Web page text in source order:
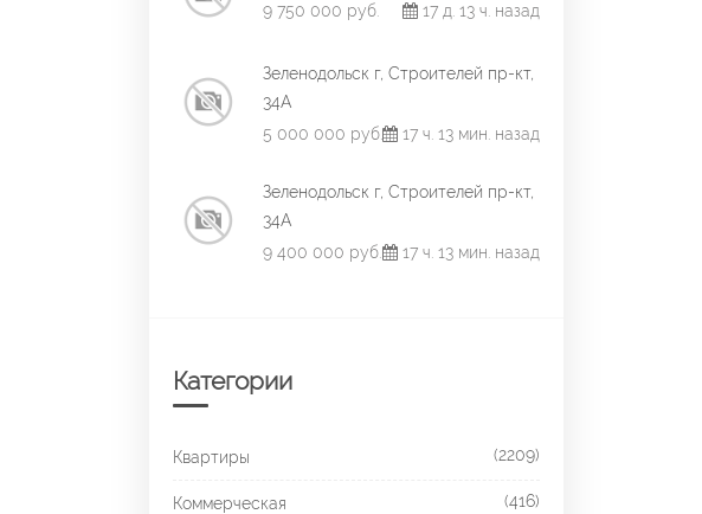
9 750 000 руб.
17 д. 13 ч. назад
Зеленодольск г, Строителей пр-кт,
34А
5 000 000 руб.
17 ч. 13 мин. назад
Зеленодольск г, Строителей пр-кт,
34А
9 400 000 руб.
17 ч. 13 мин. назад
Категории
Квартиры (2209)
Коммерческая (416)